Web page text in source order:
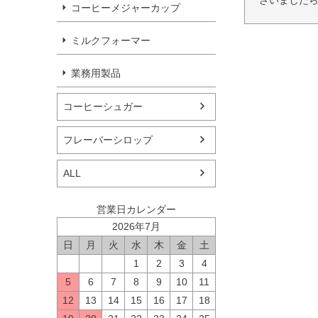
コーヒーメジャーカップ
ミルクフォーマー
業務用製品
コーヒーシュガー
フレーバーシロップ
ALL
営業日カレンダー
2026年7月
日
月 火 水 木 金
土
1
2 3
4
5
6 7 8 9 10
11
12
13 14 15 16 17
18